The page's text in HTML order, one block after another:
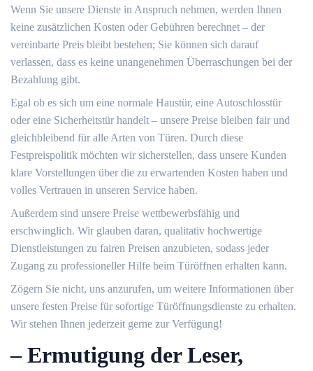
Wenn Sie unsere Dienste in Anspruch nehmen, werden Ihnen
keine zusätzlichen Kosten oder Gebühren berechnet – der
vereinbarte Preis bleibt bestehen; Sie können sich darauf
verlassen, dass es keine unangenehmen Überraschungen bei der
Bezahlung gibt.​
Egal ob es sich um eine normale Haustür, eine Autoschlosstür
oder eine Sicherheitstür handelt – unsere Preise bleiben fair und
gleichbleibend für alle Arten von Türen.​ Durch diese
Festpreispolitik möchten wir sicherstellen, dass unsere Kunden
klare Vorstellungen über die zu erwartenden Kosten haben und
volles Vertrauen in unseren Service haben.​
Außerdem sind unsere Preise wettbewerbsfähig und
erschwinglich.​ Wir glauben daran, qualitativ hochwertige
Dienstleistungen zu fairen Preisen anzubieten, sodass jeder
Zugang zu professioneller Hilfe beim Türöffnen erhalten kann.
Zögern Sie nicht, uns anzurufen, um weitere Informationen über
unsere festen Preise für sofortige Türöffnungsdienste zu erhalten.​
Wir stehen Ihnen jederzeit gerne zur Verfügung!
– Ermutigung der Leser,